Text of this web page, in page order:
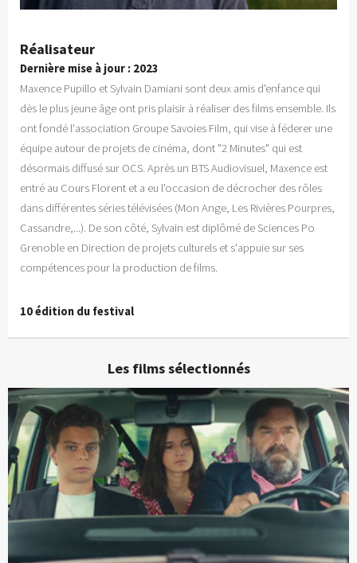
Réalisateur
Dernière mise à jour : 2023
Maxence Pupillo et Sylvain Damiani sont deux amis d'enfance qui
dès le plus jeune âge ont pris plaisir à réaliser des films ensemble. Ils
ont fondé l'association Groupe Savoies Film, qui vise à féderer une
équipe autour de projets de cinéma, dont "2 Minutes" qui est
désormais diffusé sur OCS. Après un BTS Audiovisuel, Maxence est
entré au Cours Florent et a eu l'occasion de décrocher des rôles
dans différentes séries télévisées (Mon Ange, Les Rivières Pourpres,
Cassandre,...). De son côté, Sylvain est diplômé de Sciences Po
Grenoble en Direction de projets culturels et s'appuie sur ses
compétences pour la production de films.
10 édition du festival
Les films sélectionnés